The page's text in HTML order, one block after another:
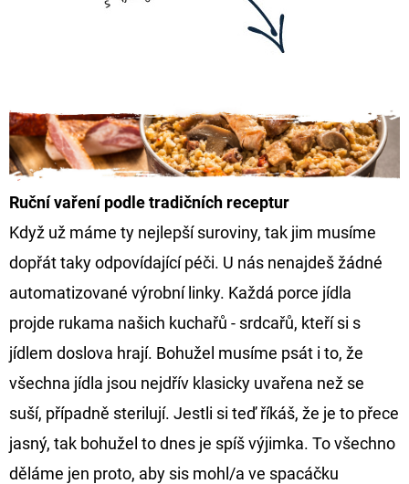
Ruční vařenípodle tradičních receptur
Když už máme ty nejlepší suroviny, tak jim musíme
dopřát taky odpovídající péči. U nás nenajdeš žádné
automatizované výrobní linky. Každá porce jídla
projde rukama našich kuchařů - srdcařů, kteří si s
jídlem doslova hrají. Bohužel musíme psát i to, že
všechna jídla jsou nejdřív klasicky uvařena než se
suší, případně sterilují. Jestli si teď říkáš, že je to přece
jasný, tak bohužel to dnes je spíš výjimka. To všechno
děláme jen proto, aby sis mohl/a ve spacáčku